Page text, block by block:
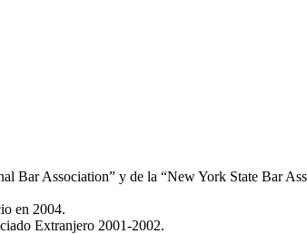
Bar Association” y de la “New York State Bar
en 2004.
Extranjero 2001-2002.